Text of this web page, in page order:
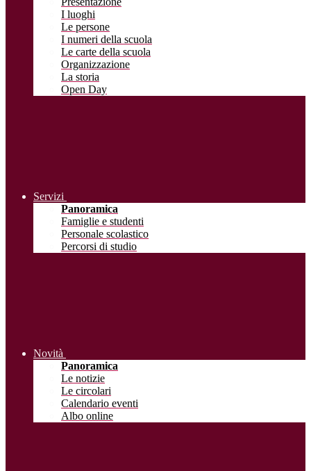
I luoghi
Le persone
I numeri della scuola
Le carte della scuola
Organizzazione
La storia
Open Day
Servizi
Panoramica
Famiglie e studenti
Personale scolastico
Percorsi di studio
Novità
Panoramica
Le notizie
Le circolari
Calendario eventi
Albo online